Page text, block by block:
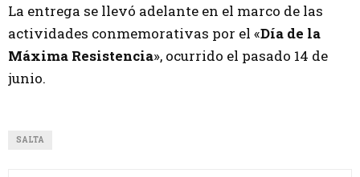
La entrega se llevó adelante en el marco de las
actividades conmemorativas por el «Día de la
Máxima Resistencia», ocurrido el pasado 14 de
junio.
SALTA